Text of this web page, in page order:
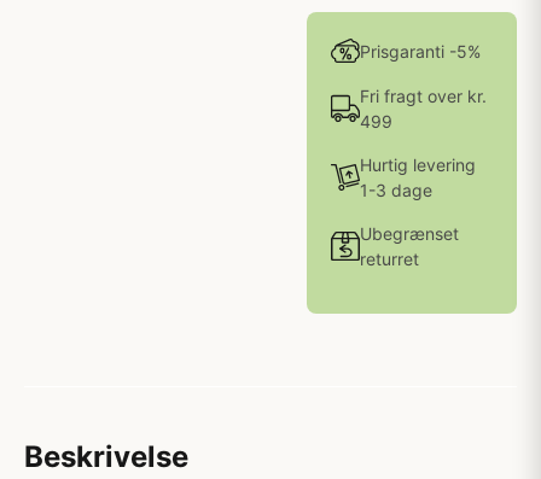
Prisgaranti -5%
Fri fragt over kr.
499
Hurtig levering
1-3 dage
Ubegrænset
returret
Beskrivelse